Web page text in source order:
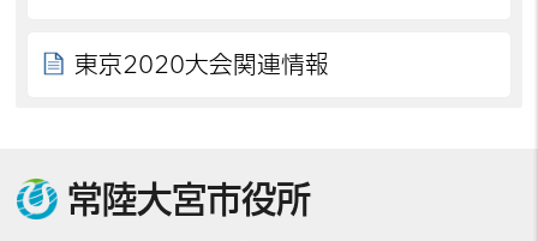
東京2020大会関連情報
常陸大宮市役所